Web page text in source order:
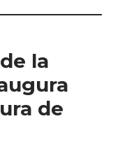
la
de